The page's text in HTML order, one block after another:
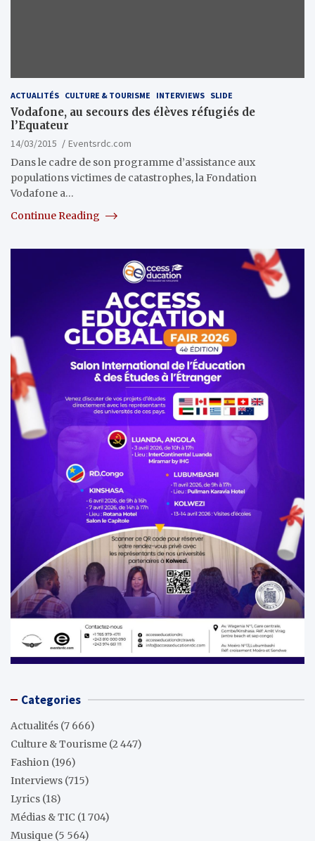
ACTUALITÉS CULTURE & TOURISME INTERVIEWS SLIDE
Vodafone, au secours des élèves réfugiés de
l’Equateur
14/03/2015
Eventsrdc.com
Dans le cadre de son programme d’assistance aux
populations victimes de catastrophes, la Fondation
Vodafone a…
Continue Reading
Categories
Actualités (7 666)
Culture & Tourisme (2 447)
Fashion (196)
Interviews (715)
Lyrics (18)
Médias & TIC (1 704)
Musique (5 564)